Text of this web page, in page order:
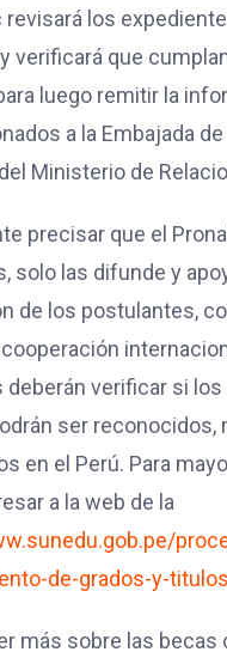
revisará los
verificará que
luego remitir la
a la Embajada
Ministerio de
precisar que el
solo las difunde y
de los postulantes,
deberán verificar si
ser reconocidos,
en el Perú. Para
a la web de la
de-grados-y-
más sobre las becas